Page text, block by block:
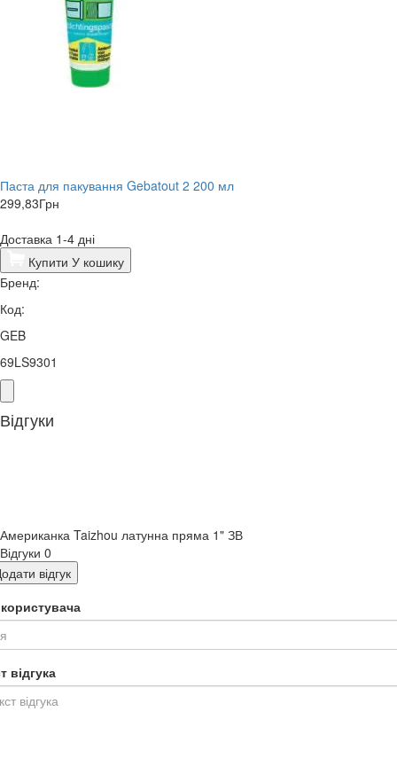
Паста для пакування Gebatout 2 200 мл
299,83Грн
Доставка 1-4 дні
Купити У кошику
Бренд:
Код:
GEB
69LS9301
Відгуки
Американка Taizhou латунна пряма 1" ЗВ
Відгуки 0
відгук
відгука